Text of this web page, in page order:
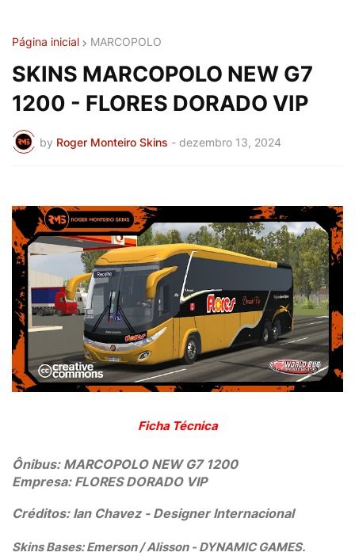
Página inicial MARCOPOLO
SKINS MARCOPOLO NEW G7
1200 - FLORES DORADO VIP
by Roger Monteiro Skins - dezembro 13, 2024
Ficha Técnica
Ônibus: MARCOPOLO NEW G7 1200
Empresa: FLORES DORADO VIP
Créditos: Ian Chavez- Designer Internacional
Skins Bases: Emerson / Alisson - DYNAMIC GAMES.